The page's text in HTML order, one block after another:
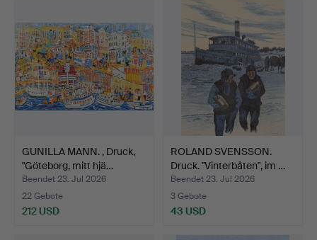
GUNILLA MANN. , Druck,
"Göteborg, mitt hjä…
Beendet 23. Jul 2026
22 Gebote
212 USD
ROLAND SVENSSON.
Druck. "Vinterbåten", im …
Beendet 23. Jul 2026
3 Gebote
43 USD